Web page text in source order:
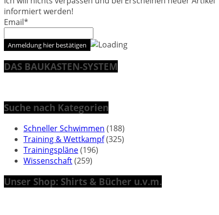
informiert werden!
Email*
DAS BAUKASTEN-SYSTEM
Suche nach Kategorien
Schneller Schwimmen (188)
Training & Wettkampf(325)
Trainingspläne(196)
Wissenschaft(259)
Unser Shop: Shirts & Bücher u.v.m.